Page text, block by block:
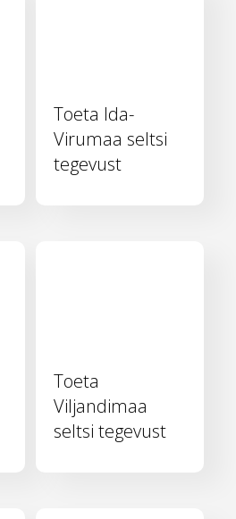
Toeta Ida-
Virumaa seltsi
tegevust
Toeta
Viljandimaa
seltsi tegevust